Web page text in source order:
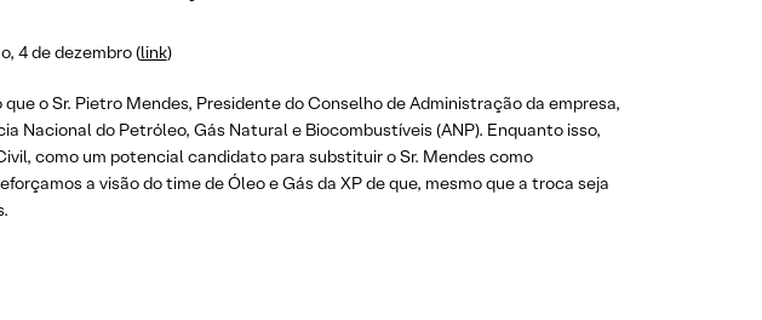
4 de dezembro (link)
o Sr. Pietro Mendes, Presidente do Conselho de Administração da empresa,
Nacional do Petróleo, Gás Natural e Biocombustíveis (ANP). Enquanto isso,
como um potencial candidato para substituir o Sr. Mendes como
a visão do time de Óleo e Gás da XP de que, mesmo que a troca seja